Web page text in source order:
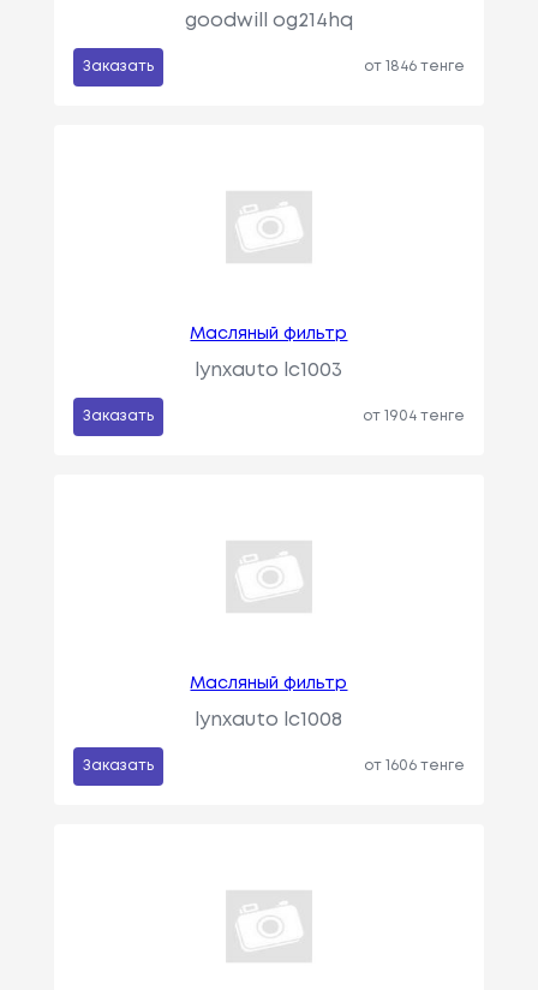
goodwill og214hq
Заказать от 1846 тенге
Масляный фильтр
lynxauto lc1003
Заказать от 1904 тенге
Масляный фильтр
lynxauto lc1008
Заказать от 1606 тенге